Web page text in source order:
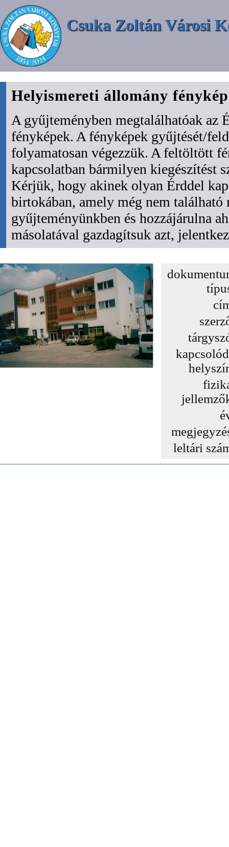
Csuka Zoltán Városi
Helyismereti állomány
A gyűjteményben megtalálhatóak az
fényképek. A fényképek gyűjtését/
folyamatosan végezzük. A feltöltött
kapcsolatban bármilyen kiegészítést
Kérjük, hogy akinek olyan Érddel
birtokában, amely még nem található
gyűjteményünkben és hozzájárulna
másolatával gazdagítsuk azt,
leltári